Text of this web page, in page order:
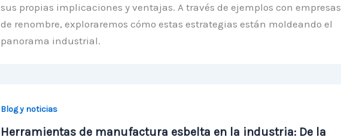
sus propias implicaciones y ventajas. A través de ejemplos con empresas
de renombre, exploraremos cómo estas estrategias están moldeando el
panorama industrial.
Blog y noticias
Herramientas de manufactura esbelta en la industria: De la